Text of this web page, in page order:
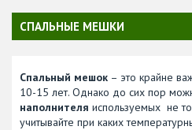
СПАЛЬНЫЕ МЕШКИ
Спальный мешок – это крайне
10-15 лет. Однако до сих пор
наполнителя используемых не
учитывайте при каких